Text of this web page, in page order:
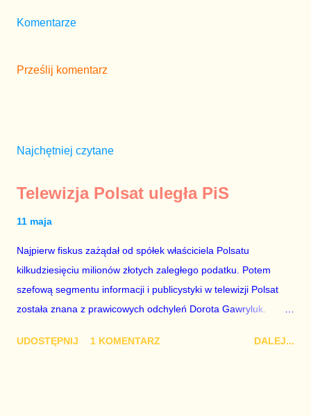
Komentarze
Prześlij komentarz
Najchętniej czytane
Telewizja Polsat uległa PiS
11 maja
Najpierw fiskus zażądał od spółek właściciela Polsatu
kilkudziesięciu milionów złotych zaległego podatku. Potem
szefową segmentu informacji i publicystyki w telewizji Polsat
została znana z prawicowych odchyleń Dorota Gawryluk.
marionetka partii rządzącej, żona agenta SB, który jest obecnie
UDOSTĘPNIJ 1 KOMENTARZ DALEJ...